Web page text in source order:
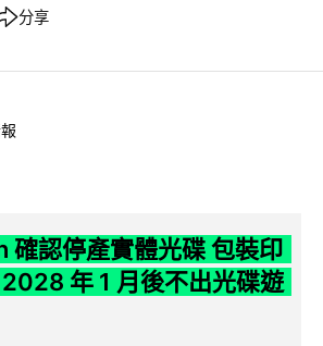
分享
確認停產實體光碟 包裝印
年 1 月後不出光碟遊